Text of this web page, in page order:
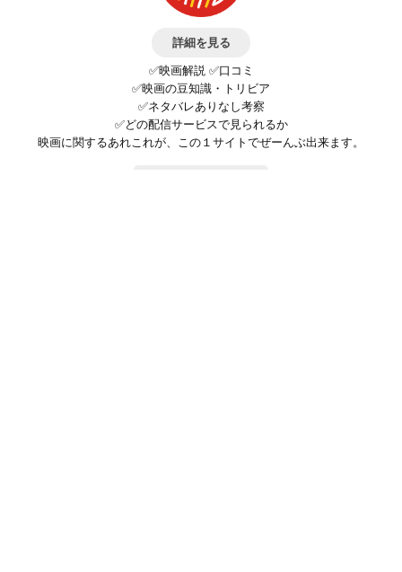
詳細を見る
✅映画解説 ✅口コミ
✅映画の豆知識・トリビア
✅ネタバレありなし考察
✅どの配信サービスで見られるか
映画に関するあれこれが、この１サイトでぜーんぶ出来ます。